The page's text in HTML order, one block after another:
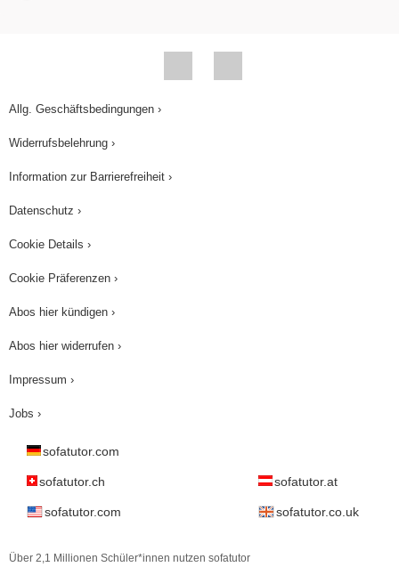
Allg. Geschäftsbedingungen ›
Widerrufsbelehrung ›
Information zur Barrierefreiheit ›
Datenschutz ›
Cookie Details ›
Cookie Präferenzen ›
Abos hier kündigen ›
Abos hier widerrufen ›
Impressum ›
Jobs ›
sofatutor.com
sofatutor.ch sofatutor.at
sofatutor.com sofatutor.co.uk
Über 2,1 Millionen Schüler*innen nutzen sofatutor